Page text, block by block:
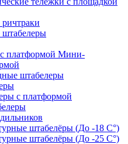
Мини-
штабелеры
с платформой
штабелёры (До -18 C°)
штабелёры (До -25 C°)